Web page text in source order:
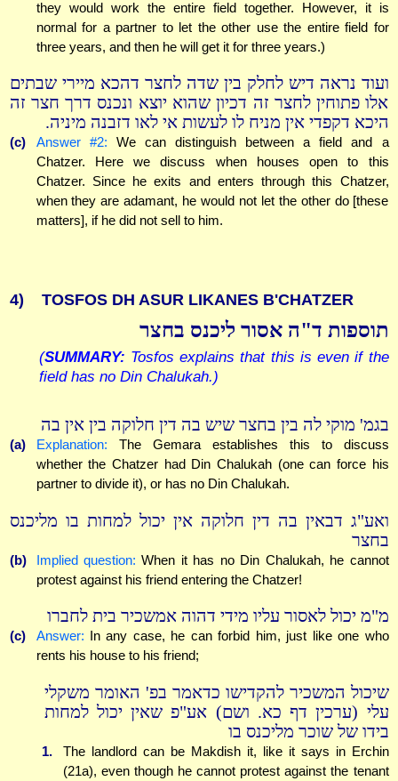
they would work the entire field together. However, it is
normal for a partner to let the other use the entire field for
three years, and then he will get it for three years.)
ועוד נראה דיש לחלק בין שדה לחצר דהכא מיירי שבתים
אלו פתוחין לחצר זה דכיון שהוא יוצא ונכנס דרך חצר זה
היכא דקפדי אין מניח לו לעשות אי לאו דזבנה מיניה.
(c) Answer #2: We can distinguish between a field and a
Chatzer. Here we discuss when houses open to this
Chatzer. Since he exits and enters through this Chatzer,
when they are adamant, he would not let the other do [these
matters], if he did not sell to him.
4) TOSFOS DH ASUR LIKANES B'CHATZER
תוספות ד"ה אסור ליכנס בחצר
(SUMMARY: Tosfos explains that this is even if the
field has no Din Chalukah.)
בגמ' מוקי לה בין בחצר שיש בה דין חלוקה בין אין בה
(a) Explanation: The Gemara establishes this to discuss
whether the Chatzer had Din Chalukah (one can force his
partner to divide it), or has no Din Chalukah.
ואע"ג דבאין בה דין חלוקה אין יכול למחות בו מליכנס
בחצר
(b) Implied question: When it has no Din Chalukah, he cannot
protest against his friend entering the Chatzer!
מ"מ יכול לאסור עליו מידי דהוה אמשכיר בית לחברו
(c) Answer: In any case, he can forbid him, just like one who
rents his house to his friend;
שיכול המשכיר להקדישו כדאמר בפ' האומר משקלי
עלי (ערכין דף כא. ושם) אע"פ שאין יכול למחות
בידו של שוכר מליכנס בו
1.
The landlord can be Makdish it, like it says in Erchin
(21a), even though he cannot protest against the tenant